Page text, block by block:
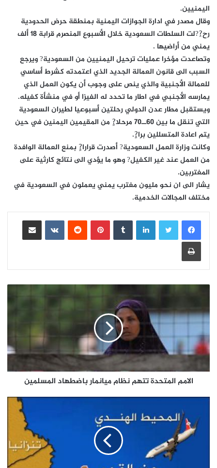
اليمنيين.
وقال مصدر في ادارة الجوازات اليمنية بمنطقة حرض الحدودية
رح?ِ?لت السلطات السعودية خلال الأسبوع المنصرم قرابة 18 ألف
يمني من أراضيها .
وتصاعدت مؤخرا عمليات ترحيل اليمنيين من السعودية? ويرجع
السبب الى قانون العمالة الجديد الذي اعتمدته كشرط أساسي
للعمالة الأجنبية والذي ينص على وجوب أن يكون العمل الذي
يمارسه الأجنبي في اطار ما تحدد له الفيزا أو في منشأة كفيله.
ويستقبل مطار عدن الدولي رحلتين أسبوعيا لطيران السعودية
التي تنقل ما بين 60ــ70 مرحلا?ٍ من المقيمين اليمنين في حين
يتم اعادة المتسللين برا?ٍ.
وكانت وزارة العمل السعودية? أصدرت قرارا?ٍ بمنع العمالة الوافدة
من العمل عند غير الكفيل? وهو ما يؤدي الى نتائج كارثية على
المغتربين.
يشار الى ان نحو مليون مغترب يمني يعملون في السعودية في
مختلف المجالات الخدمية.
لينكدإن بينتيريست
مشاركة عبر البريد
طباعة
الامم المتحدة تتهم نظام ميانمار باضطهاد المسلمين